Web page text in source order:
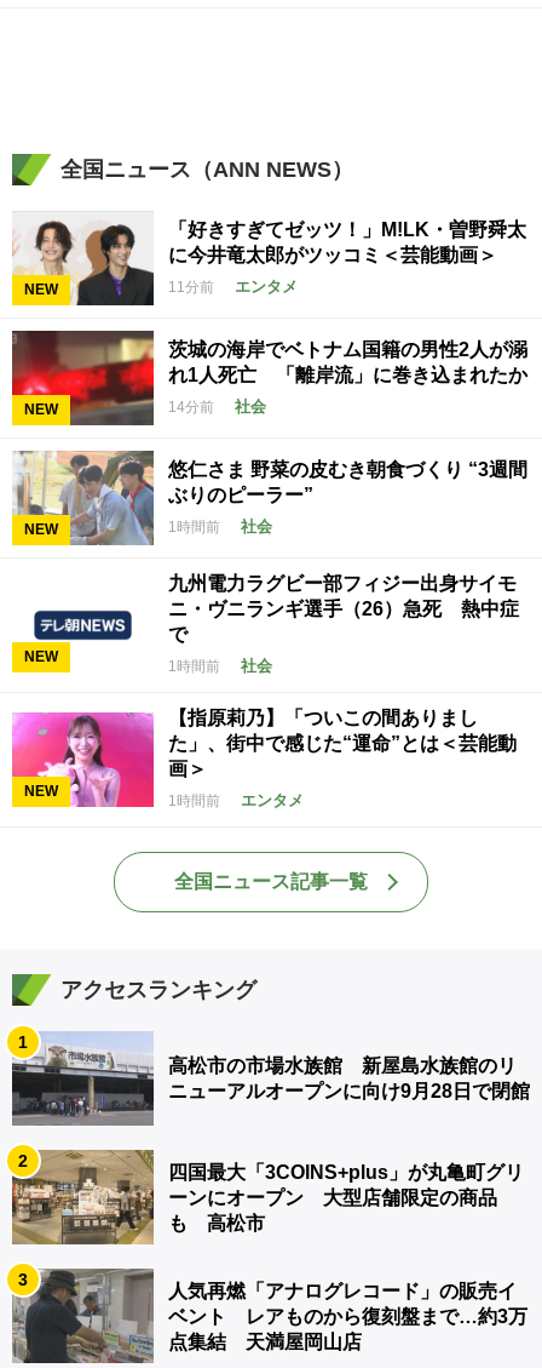
全国ニュース（ANN NEWS）
NEW
「好きすぎてゼッツ！」M!LK・曽野舜太
に今井竜太郎がツッコミ＜芸能動画＞
11分前 エンタメ
NEW
茨城の海岸でベトナム国籍の男性2人が溺
れ1人死亡 「離岸流」に巻き込まれたか
14分前 社会
NEW
悠仁さま 野菜の皮むき朝食づくり “3週間
ぶりのピーラー”
1時間前 社会
NEW
九州電力ラグビー部フィジー出身サイモ
ニ・ヴニランギ選手（26）急死 熱中症
で
1時間前 社会
NEW
【指原莉乃】「ついこの間ありまし
た」、街中で感じた“運命”とは＜芸能動
画＞
1時間前 エンタメ
全国ニュース記事一覧
アクセスランキング
1
高松市の市場水族館 新屋島水族館のリ
ニューアルオープンに向け9月28日で閉館
2
四国最大「3COINS+plus」が丸亀町グリ
ーンにオープン 大型店舗限定の商品
も 高松市
3
人気再燃「アナログレコード」の販売イ
ベント レアものから復刻盤まで…約3万
点集結 天満屋岡山店